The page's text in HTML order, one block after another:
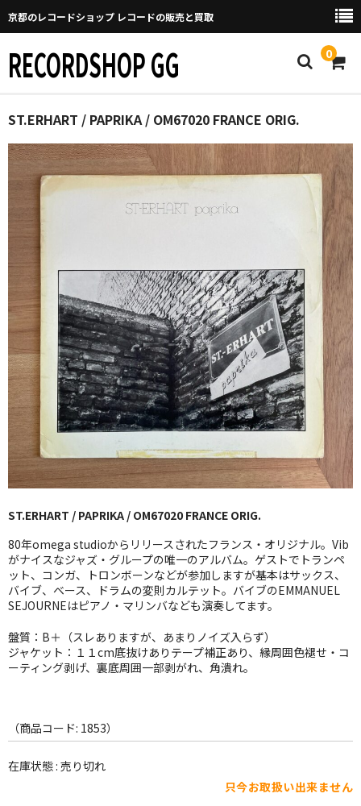
京都のレコードショップ レコードの販売と買取
RECORDSHOP GG 0
Home
マイページ
GGについて
買取について
取り置きなどについて
Categories
New Arrivals
新譜
GG RECORD （当店のレーベル）
全商品
JAZZ-US
BLUE NOTE
JAZZ-EU
JAZZ-JP
JAZZ-VOCAL
ROCK
WORLD
その他
ST.ERHART / PAPRIKA / OM67020 FRANCE ORIG.
ST.ERHART / PAPRIKA / OM67020 FRANCE ORIG.
80年omega studioからリリースされたフランス・オリジナル。Vib
がナイスなジャズ・グループの唯一のアルバム。ゲストでトランペ
ット、コンガ、トロンボーンなどが参加しますが基本はサックス、
バイブ、ベース、ドラムの変則カルテット。バイブのEMMANUEL
SEJOURNEはピアノ・マリンバなども演奏してます。
盤質：B＋（スレありますが、あまりノイズ入らず）
ジャケット：１１cm底抜けありテープ補正あり、縁周囲色褪せ・コ
ーティング剥げ、裏底周囲一部剥がれ、角潰れ。
（商品コード: 1853）
在庫状態 : 売り切れ
只今お取扱い出来ません